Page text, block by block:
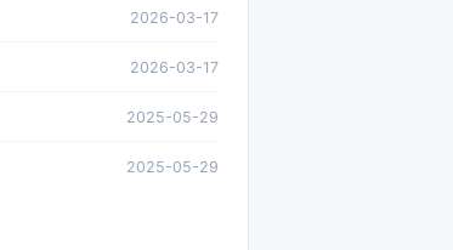
2026-03-17
2026-03-17
2025-05-29
2025-05-29